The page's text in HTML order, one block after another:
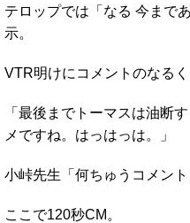
テロップでは「なる 今まで
示。
VTR明けにコメントのなるく
「最後までトーマスは油断
メですね。はっはっは。」
小峠先生「何ちゅうコメント
ここで120秒CM。